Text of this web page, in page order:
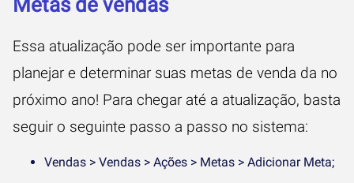
Metas de vendas
Essa atualização pode ser importante para
planejar e determinar suas metas de venda da no
próximo ano! Para chegar até a atualização, basta
seguir o seguinte passo a passo no sistema:
Vendas > Vendas > Ações > Metas > Adicionar Meta;